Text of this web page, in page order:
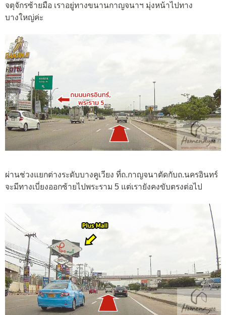
จตุจักรซ้ายมือ เราอยู่ทางขนานกาญจนาฯ มุ่งหน้าไปทาง
บางใหญ่ค่ะ
ผ่านช่วงแยกต่างระดับบางคูเวียง ที่ถ.กาญจนาตัดกับถ.นครอินทร์
จะมีทางเบี่ยงออกซ้ายไปพระราม 5 แต่เรายังคงขับตรงต่อไป